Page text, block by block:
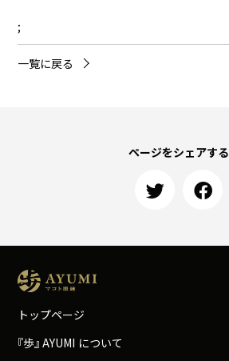
;
一覧に戻る
ページをシェアする
トップページ
『歩』AYUMI について